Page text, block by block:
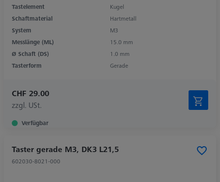
Tastelement
Kugel
Schaftmaterial
Hartmetall
System
M3
Messlänge (ML)
15.0 mm
Ø Schaft (DS)
1.0 mm
Tasterform
Gerade
CHF 29.00
zzgl. USt.
Verfügbar
Taster gerade M3, DK3 L21,5
602030-8021-000